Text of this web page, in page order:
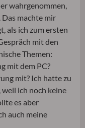
wahrgenommen,
machte mir
als ich zum ersten
mit den
Themen:
mit dem PC?
mit? Ich hatte zu
ich noch keine
es aber
auch meine